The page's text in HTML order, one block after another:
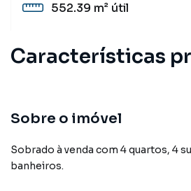
552.39 m² útil
Características
Sobre o imóvel
Sobrado à venda com 4 quartos, 4
banheiros.